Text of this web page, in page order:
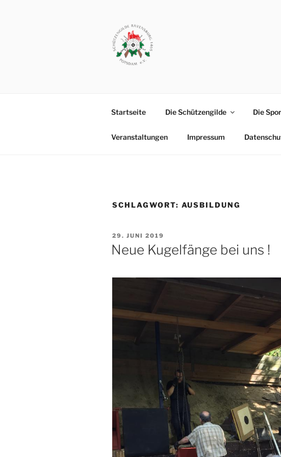
POTSDAM
Startseite Die Schützengilde Die
Veranstaltungen Impressum
SCHLAGWORT: AUSBILDUNG
VERÖFFENTLICHT
AM
29. JUNI 2019
Neue Kugelfänge bei uns !